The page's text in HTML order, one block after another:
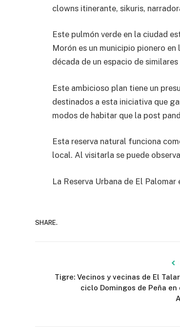
clowns itinerante, sikuris,
Este pulmón verde en la ciudad
Morón es un municipio pionero
década de un espacio de
Este ambicioso plan tiene un
destinados a esta iniciativa que
modos de habitar que la post
Esta reserva natural funciona
local. Al visitarla se puede
La Reserva Urbana de El
SHARE.
Tigre: Vecinos y vecinas de El
ciclo Domingos de Peña